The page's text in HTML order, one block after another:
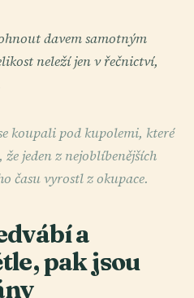
davem samotným
neleží jen v řečnictví,
koupali pod kupolemi, které
jeden z nejoblíbenějších
času vyrostl z okupace.
a
pak jsou